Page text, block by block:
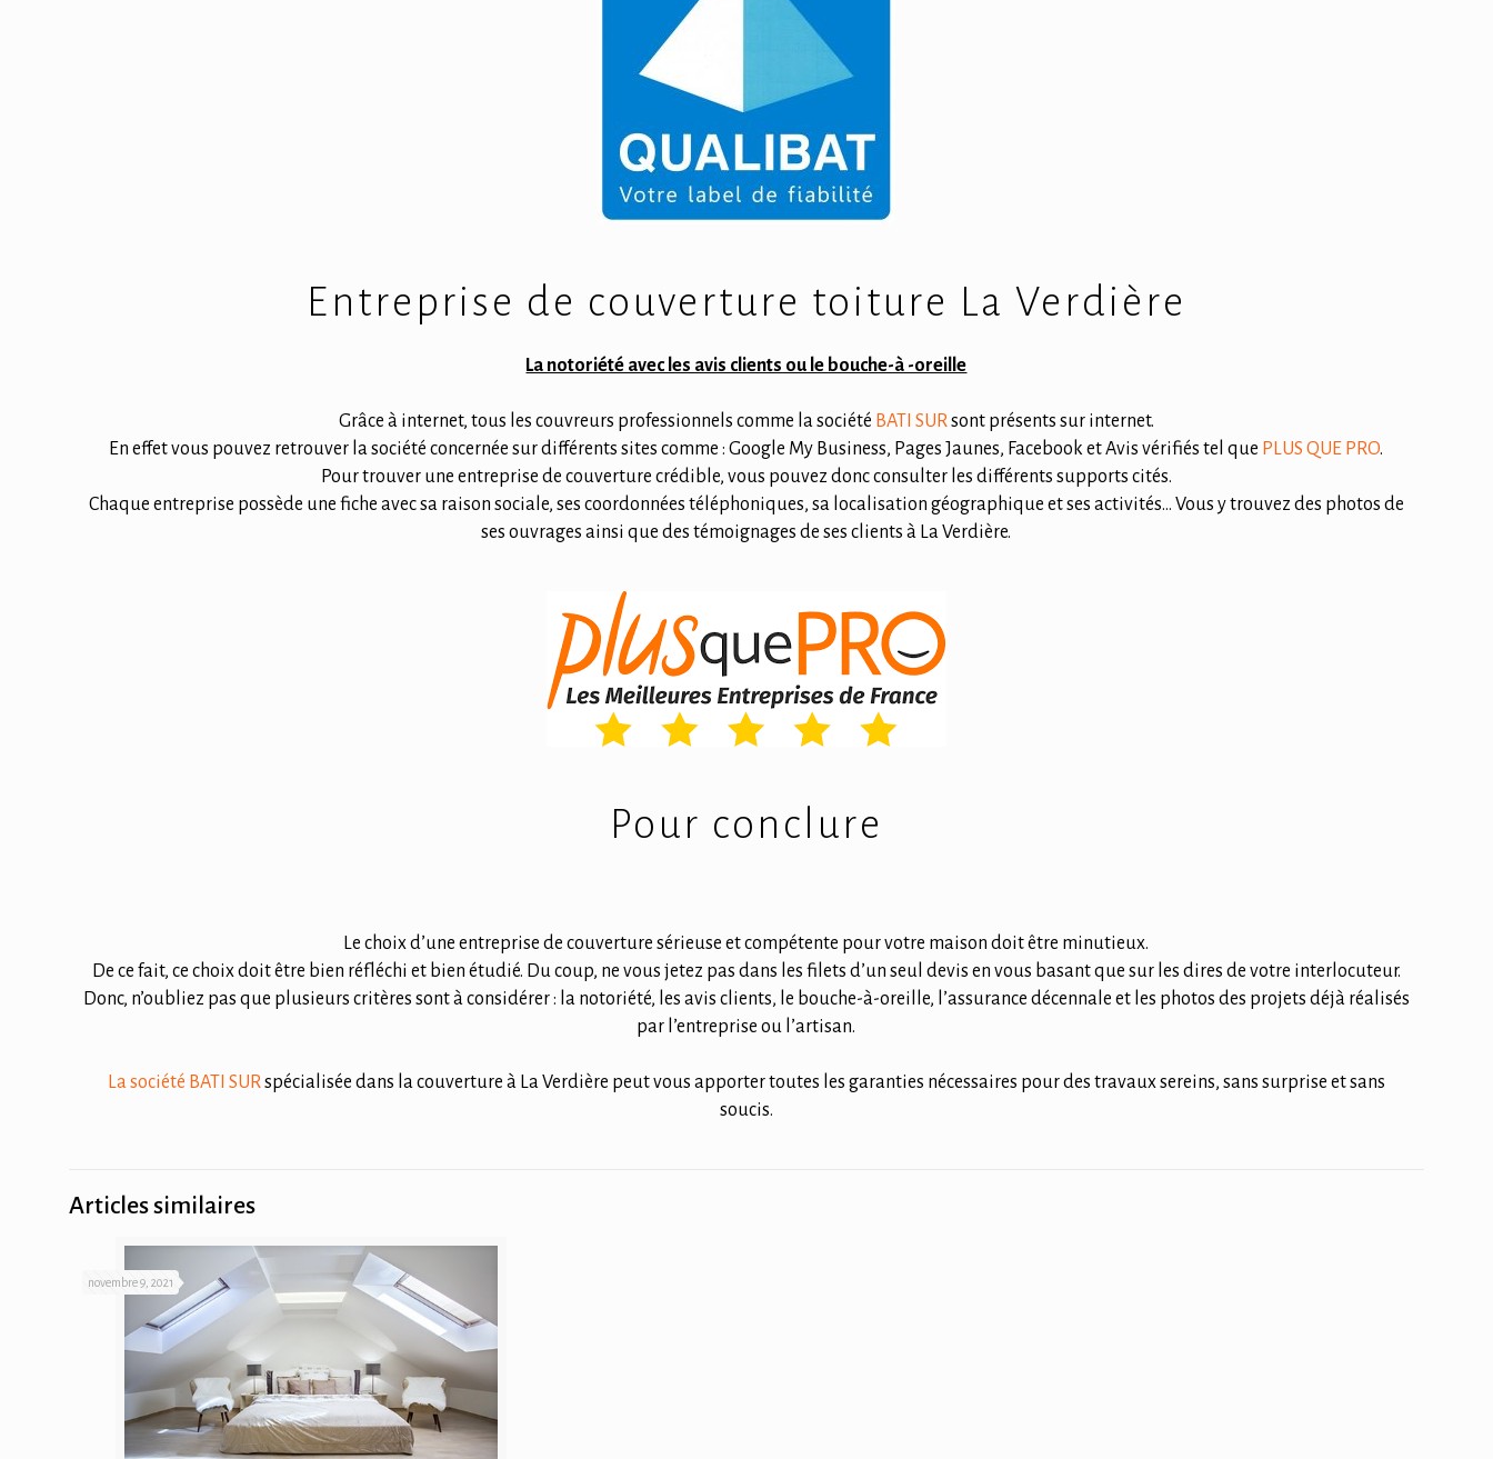
Entreprise de couverture toiture La Verdière
La notoriété avec les avis clients ou le bouche-à -oreille
Grâce à internet, tous les couvreurs professionnels comme la société BATI SURsont présents sur internet.
En effet vous pouvez retrouver la société concernée sur différents sites comme : Google My Business, Pages Jaunes, Facebook et Avis vérifiés tel que PLUS QUE PRO.
Pour trouver une entreprise de couverture crédible, vous pouvez donc consulter les différents supports cités.
Chaque entreprise possède une fiche avec sa raison sociale, ses coordonnées téléphoniques, sa localisation géographique et ses activités… Vous y trouvez des photos de
ses ouvrages ainsi que des témoignages de ses clients à La Verdière.
Pour conclure
Le choix d’une entreprise de couverture sérieuse et compétente pour votre maison doit être minutieux.
De ce fait, ce choix doit être bien réfléchi et bien étudié. Du coup, ne vous jetez pas dans les filets d’un seul devis en vous basant que sur les dires de votre interlocuteur.
Donc, n’oubliez pas que plusieurs critères sont à considérer : la notoriété, les avis clients, le bouche-à-oreille, l’assurance décennale et les photos des projets déjà réalisés
par l’entreprise ou l’artisan.
La société BATI SURspécialisée dans la couverture à La Verdière peut vous apporter toutes les garanties nécessaires pour des travaux sereins, sans surprise et sans
soucis.
Articles similaires
novembre 9, 2021